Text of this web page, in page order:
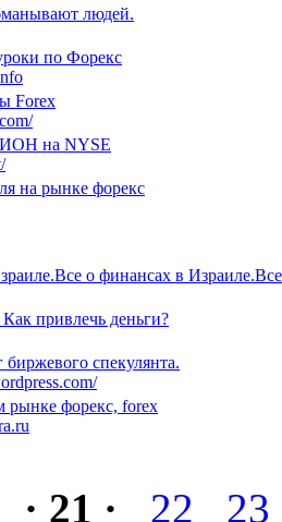
людей.
по Форекс
Forex
на NYSE
на рынке форекс
о финансах в
привлечь деньги?
биржевого спекулянта.
рынке форекс, forex
· 21 · 22
23